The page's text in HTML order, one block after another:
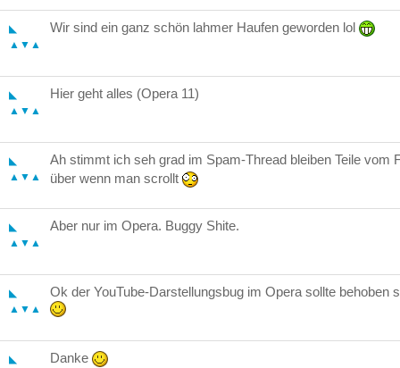
◣
▲▼▲
Wir sind ein ganz schön lahmer Haufen geworden lol
◣
▲▼▲
Hier geht alles (Opera 11)
◣
▲▼▲
Ah stimmt ich seh grad im Spam-Thread bleiben Teile vom
über wenn man scrollt
◣
▲▼▲
Aber nur im Opera. Buggy Shite.
◣
▲▼▲
Ok der YouTube-Darstellungsbug im Opera sollte behoben
◣
Danke